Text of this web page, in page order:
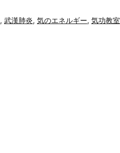
, 武漢肺炎, 気のエネルギー, 気功教室